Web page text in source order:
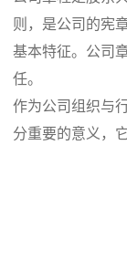
则，是公司的宪
基本特征。公司
任。
作为公司组织与
分重要的意义，